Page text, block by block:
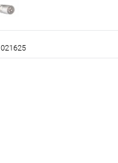
021625